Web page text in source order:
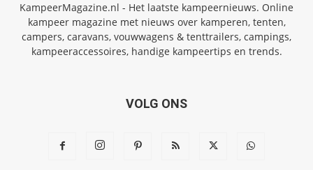
KampeerMagazine.nl - Het laatste kampeernieuws. Online
kampeer magazine met nieuws over kamperen, tenten,
campers, caravans, vouwwagens & tenttrailers, campings,
kampeeraccessoires, handige kampeertips en trends.
VOLG ONS